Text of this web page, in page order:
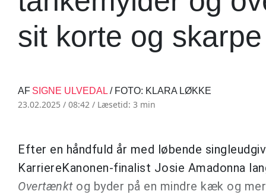
sit korte og
AF SIGNE ULVEDAL / FOTO: KLARA LØKKE
23.02.2025 / 08:42 / Læsetid: 3 min
Efter en håndfuld år med løbende
KarriereKanonen-finalist Josie Amadonna
Overtænktog byder på en mindre kæk og